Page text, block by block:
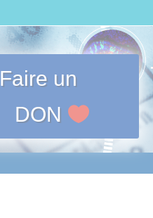
Faire un
DON